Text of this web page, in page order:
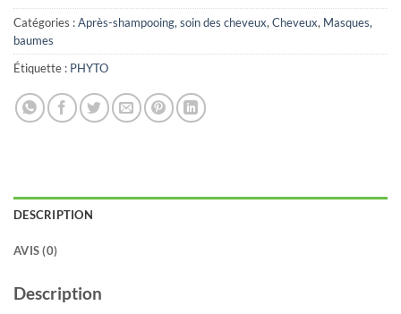
Catégories :Après-shampooing, soin des cheveux,Cheveux, Masques,
baumes
Étiquette : PHYTO
DESCRIPTION
AVIS (0)
Description